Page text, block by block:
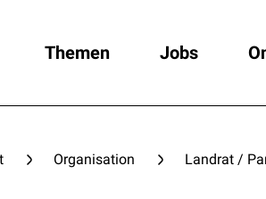
Themen Jobs
Organisation Landrat /